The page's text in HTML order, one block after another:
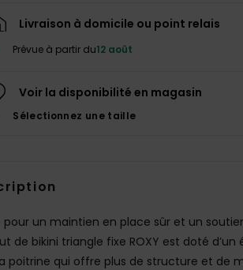
Livraison à domicile ou point relais
Prévue à partir du12 août
Voir la disponibilité en magasin
Sélectionnez une taille
pour un maintien en place sûr et un
de bikini triangle fixe ROXY est doté d’un
poitrine qui offre plus de structure et de